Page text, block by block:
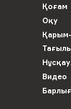
Қоғам
Оқу
Видео